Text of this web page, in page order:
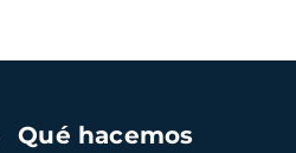
Qué hacemos